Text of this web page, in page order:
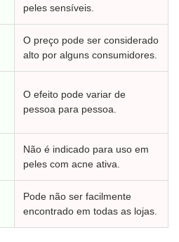
peles sensíveis.
O preço pode ser considerado
alto por alguns consumidores.
O efeito pode variar de
pessoa para pessoa.
Não é indicado para uso em
peles com acne ativa.
Pode não ser facilmente
encontrado em todas as lojas.